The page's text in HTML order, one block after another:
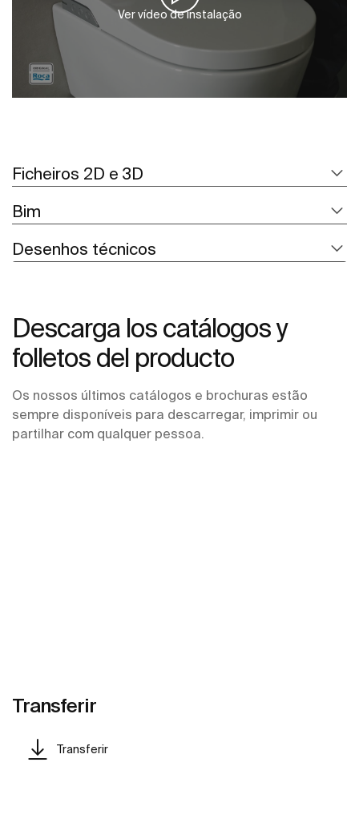
Ver vídeo de instalação
Ficheiros 2D e 3D
Bim
Desenhos técnicos
Descarga los catálogos y
folletos del producto
Os nossos últimos catálogos e brochuras estão
sempre disponíveis para descarregar, imprimir ou
partilhar com qualquer pessoa.
Transferir
Transferir